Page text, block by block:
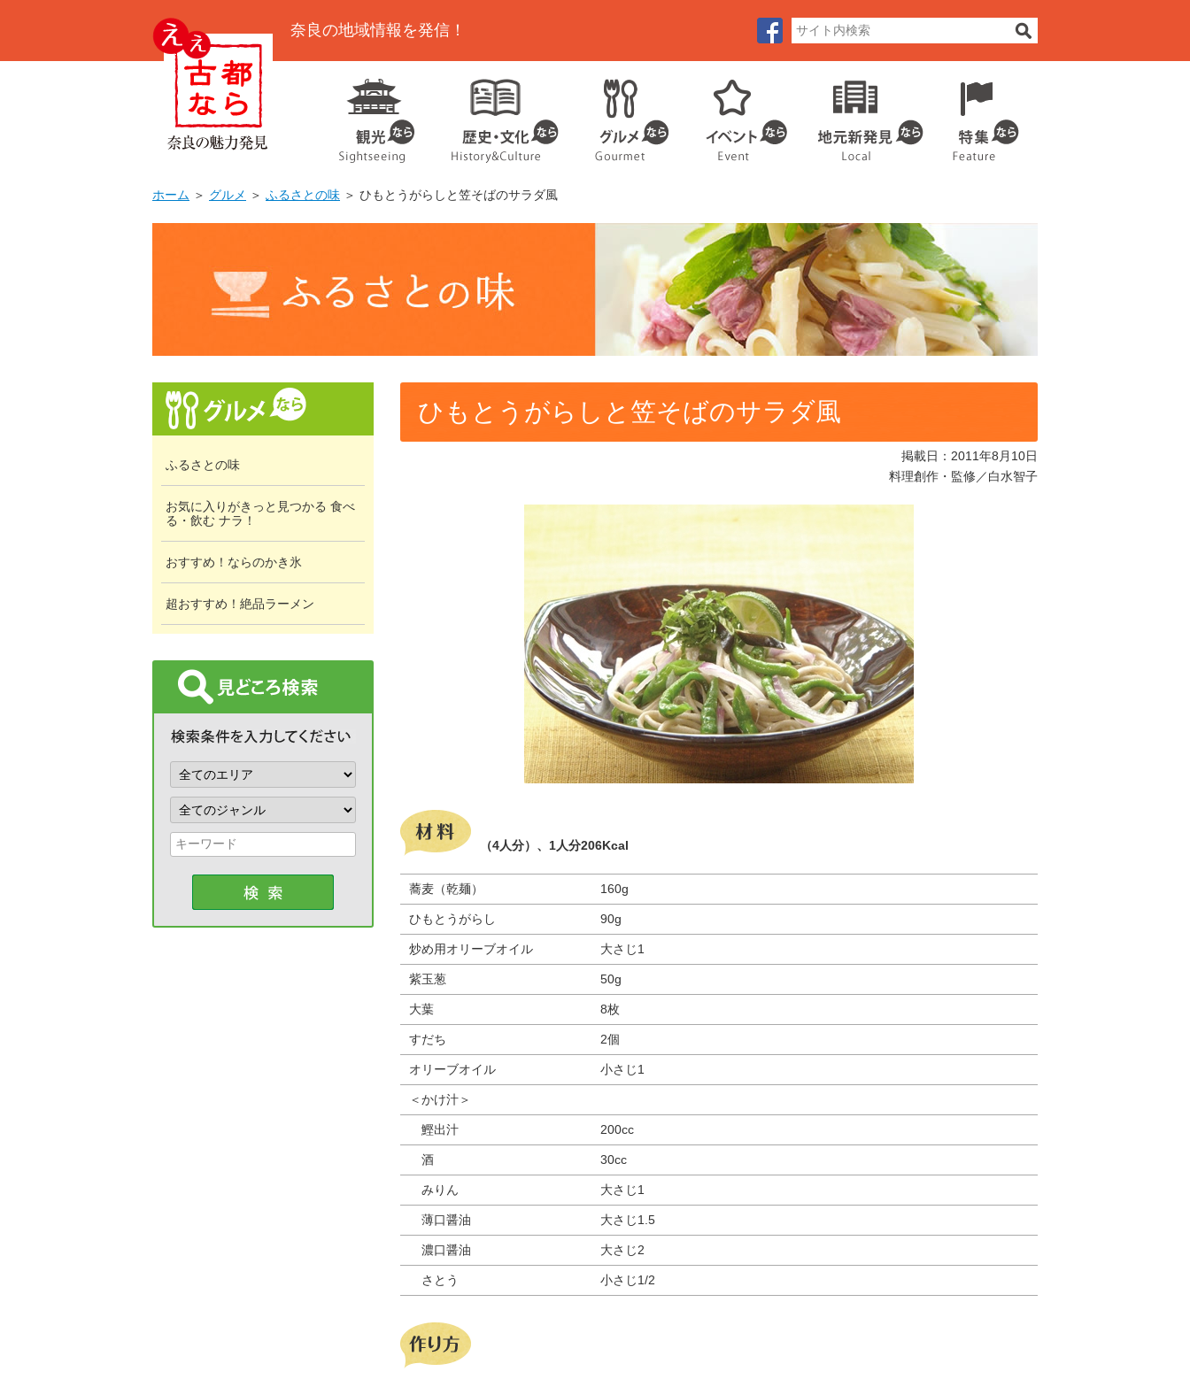
奈良の地域情報を発信！
ホーム ＞ グルメ ＞ ふるさとの味 ＞ ひもとうがらしと笠そばのサラダ風
ふるさとの味
お気に入りがきっと見つかる 食べ
る・飲む ナラ！
おすすめ！ならのかき氷
超おすすめ！絶品ラーメン
ひもとうがらしと笠そばのサラダ風
掲載日：2011年8月10日
料理創作・監修／白水智子
（4人分）、1人分206Kcal
蕎麦（乾麺） 160g
ひもとうがらし 90g
炒め用オリーブオイル 大さじ1
紫玉葱 50g
大葉 8枚
すだち 2個
オリーブオイル 小さじ1
＜かけ汁＞
鰹出汁 200cc
酒 30cc
みりん 大さじ1
薄口醤油 大さじ1.5
濃口醤油 大さじ2
さとう 小さじ1/2